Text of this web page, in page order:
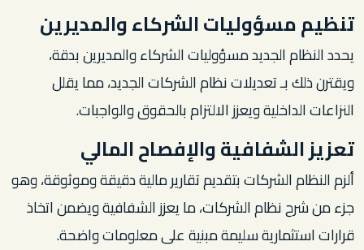
تنظيم مسؤوليات الشركاء والمديرين
يحدد النظام الجديد مسؤوليات الشركاء والمديرين بدقة،
ويقترن ذلك بـ تعديلات نظام الشركات الجديد، مما يقلل
النزاعات الداخلية ويعزز الالتزام بالحقوق والواجبات.
تعزيز الشفافية والإفصاح المالي
ألزم النظام الشركات بتقديم تقارير مالية دقيقة وموثوقة، وهو
جزء من شرح نظام الشركات، ما يعزز الشفافية ويضمن اتخاذ
قرارات استثمارية سليمة مبنية على معلومات واضحة.